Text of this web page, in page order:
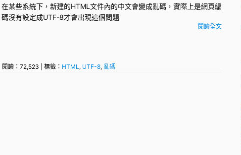
在某些系統下，新建的HTML 文件內的中文會變成亂碼 ，實際上是網頁編
碼沒有設定成UTF-8才會出現這個問題
閱讀全文
| 閱讀：72,523 | 標籤： HTML, UTF-8, 亂碼